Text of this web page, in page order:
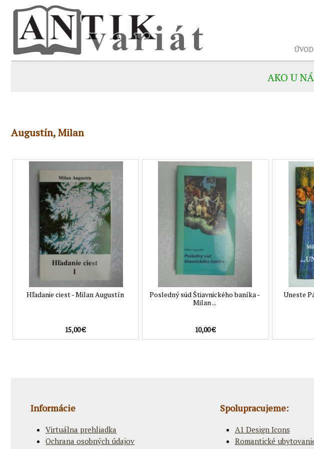
ÚVOD
AKO U
Augustín, Milan
Hľadanie ciest - Milan Augustín
15,00 €
Posledný súd Štiavnického baníka -
Milan ...
10,00 €
Uneste
Informácie
Virtuálna prehliadka
Ochrana osobných údajov
Spolupracujeme:
A1 Design Icons
Romantické